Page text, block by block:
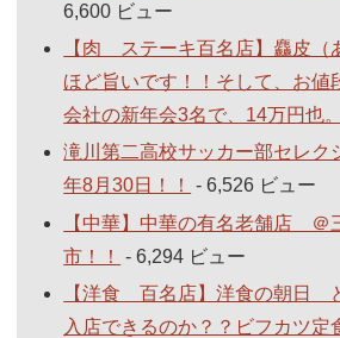
6,600 ビュー
【肉 ステーキ百名店】麤皮（
ほど旨いです！！そして、お値
会社の新年会3名で、14万円也
滝川第二高校サッカー部セレ
年8月30日！！
- 6,526 ビュー
【中華】中華の有名老舗店
市！！
- 6,294 ビュー
【洋食 百名店】洋食の朝日
入店できるのか？？ビフカツ